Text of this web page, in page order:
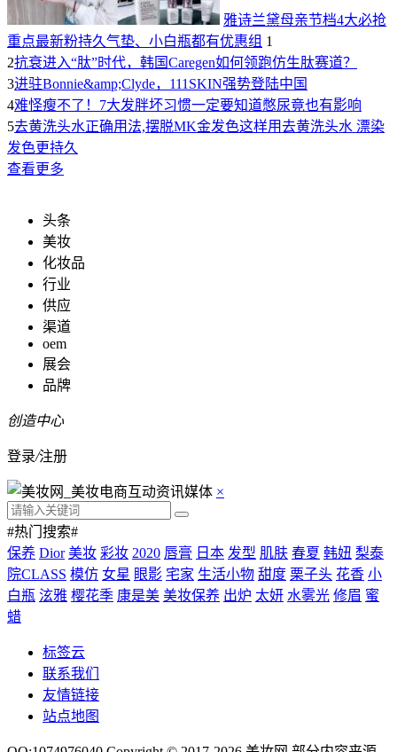
雅诗兰黛母亲节档4大必抢
重点最新粉持久气垫、小白瓶都有优惠组 1
2抗衰进入“肽”时代，韩国Caregen如何领跑仿生肽赛道？
3进驻Bonnie&amp;Clyde，111SKIN强势登陆中国
4难怪瘦不了！7大发胖坏习惯一定要知道憋尿竟也有影响
5去黄洗头水正确用法,摆脱MK金发色这样用去黄洗头水 漂染
发色更持久
查看更多
头条
美妆
化妆品
行业
供应
渠道
oem
展会
品牌
创造中心
登录/注册
×
#热门搜索#
保养 Dior 美妆 彩妆 2020 唇膏 日本 发型 肌肤 春夏 韩妞 梨泰
院CLASS 模仿 女星 眼影 宅家 生活小物 甜度 栗子头 花香 小
白瓶 泫雅 樱花季 康是美 美妆保养 出炉 太妍 水雾光 修眉 蜜
蜡
标签云
联系我们
友情链接
站点地图